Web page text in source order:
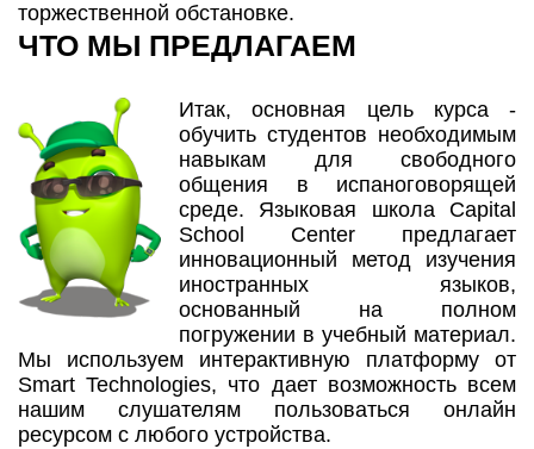
торжественной обстановке.
ЧТО МЫ ПРЕДЛАГАЕМ
Итак, основная цель курса -
обучить студентов необходимым
навыкам для свободного
общения в испаноговорящей
среде. Языковая школа Capital
School Center предлагает
инновационный метод изучения
иностранных языков,
основанный на полном
погружении в учебный материал.
Мы используем интерактивную платформу от
Smart Technologies, что дает возможность всем
нашим слушателям пользоваться онлайн
ресурсом с любого устройства.